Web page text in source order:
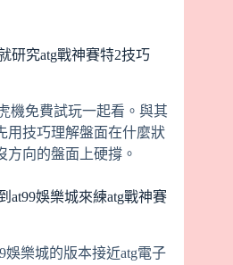
研究atg戰神賽特2技巧
機免費試玩一起看。與其
用技巧理解盤面在什麼狀
方向的盤面上硬撐。
at99娛樂城來練atg戰神賽
娛樂城的版本接近atg電子